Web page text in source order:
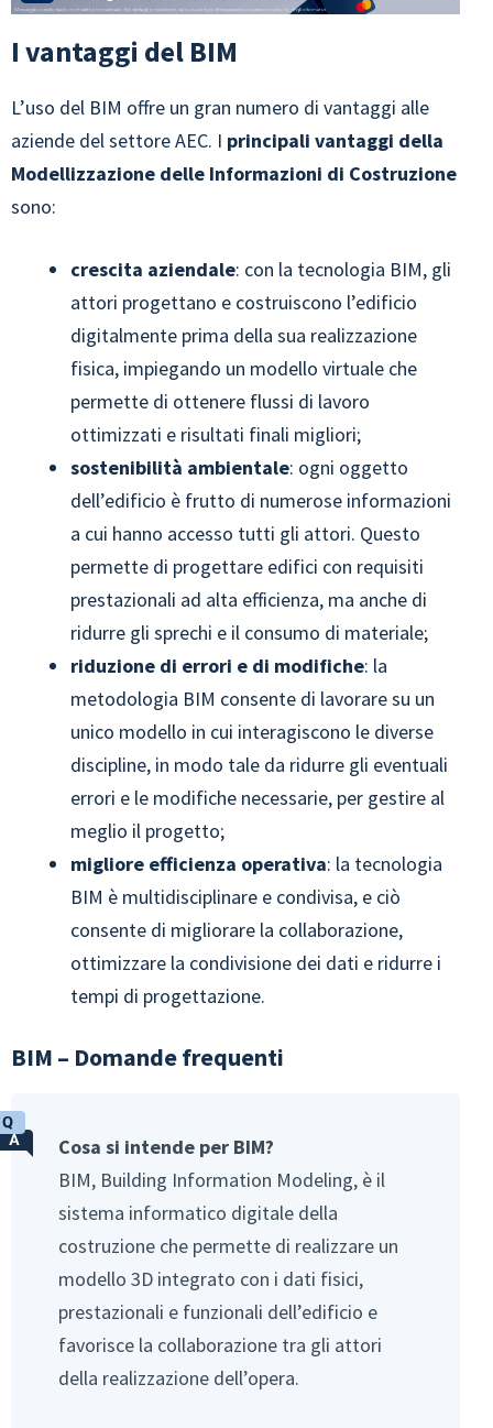
I vantaggi del BIM
L’uso del BIM offre un gran numero di vantaggi alle
aziende del settore AEC. I principali vantaggi della
Modellizzazione delle Informazioni di Costruzione
sono:
crescita aziendale: con la tecnologia BIM, gli
attori progettano e costruiscono l’edificio
digitalmente prima della sua realizzazione
fisica, impiegando un modello virtuale che
permette di ottenere flussi di lavoro
ottimizzati e risultati finali migliori;
sostenibilità ambientale: ogni oggetto
dell’edificio è frutto di numerose informazioni
a cui hanno accesso tutti gli attori. Questo
permette di progettare edifici con requisiti
prestazionali ad alta efficienza, ma anche di
ridurre gli sprechi e il consumo di materiale;
riduzione di errori e di modifiche: la
metodologia BIM consente di lavorare su un
unico modello in cui interagiscono le diverse
discipline, in modo tale da ridurre gli eventuali
errori e le modifiche necessarie, per gestire al
meglio il progetto;
migliore efficienza operativa: la tecnologia
BIM è multidisciplinare e condivisa, e ciò
consente di migliorare la collaborazione,
ottimizzare la condivisione dei dati e ridurre i
tempi di progettazione.
BIM – Domande frequenti
Cosa si intende per BIM?
BIM, Building Information Modeling, è il
sistema informatico digitale della
costruzione che permette di realizzare un
modello 3D integrato con i dati fisici,
prestazionali e funzionali dell’edificio e
favorisce la collaborazione tra gli attori
della realizzazione dell’opera.